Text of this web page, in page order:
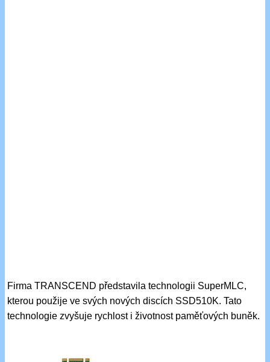
Firma TRANSCEND představila technologii SuperMLC,
kterou použije ve svých nových discích SSD510K. Tato
technologie zvyšuje rychlost i životnost paměťových buněk.